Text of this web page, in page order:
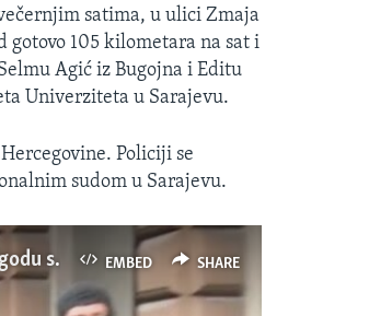
satima, u ulici Zmaja
gotovo 105 kilometara na sat i
Agić iz Bugojna i Editu
Univerziteta u Sarajevu.
Policiji se
sudom u Sarajevu.
EMBED SHARE
VIDEO: Dovođenje optuženog Sefića. Reakcije na odgodu svjedočenja.